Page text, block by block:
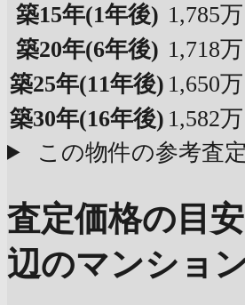
築15年(1年後) 1,785
築20年(6年後) 1,718
築25年(11年後) 1,650
築30年(16年後) 1,582
この物件の参考査
査定価格の目
辺のマンショ